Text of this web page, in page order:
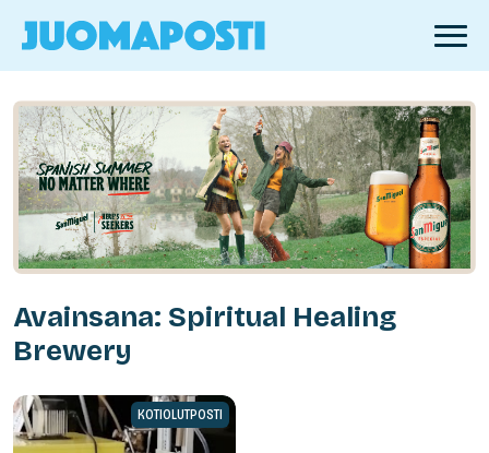
Avainsana: Spiritual Healing
Brewery
KOTIOLUTPOSTI